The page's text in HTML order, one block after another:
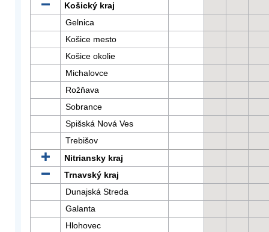
Košický kraj
Gelnica
Košice mesto
Košice okolie
Michalovce
Rožňava
Sobrance
Spišská Nová Ves
Trebišov
Nitriansky kraj
Trnavský kraj
Dunajská Streda
Galanta
Hlohovec